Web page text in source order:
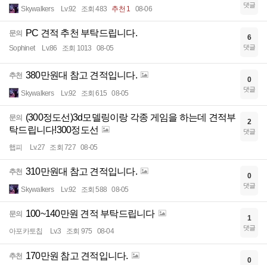
Skywalkers Lv.92 조회 483 추천 1 08-06 댓글
문의 PC 견적 추천 부탁드립니다.
Sophinet Lv.86 조회 1013 08-05
6
댓글
추천 380만원대 참고 견적입니다.
Skywalkers Lv.92 조회 615 08-05
0
댓글
문의 (300정도선)3d모델링이랑 각종 게임을 하는데 견적부
탁드립니다!300정도선
햅피 Lv.27 조회 727 08-05
2
댓글
추천 310만원대 참고 견적입니다.
Skywalkers Lv.92 조회 588 08-05
0
댓글
문의 100~140만원 견적 부탁드립니다
아포카토칩 Lv.3 조회 975 08-04
1
댓글
추천 170만원 참고 견적입니다. 0